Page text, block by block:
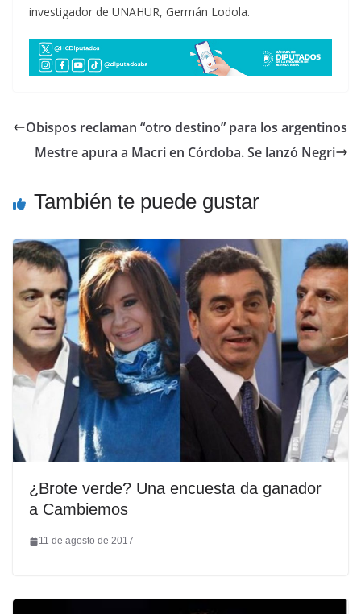
investigador de UNAHUR, Germán Lodola.
Obispos reclaman “otro destino” para los argentinos
Mestre apura a Macri en Córdoba. Se lanzó Negri
También te puede gustar
¿Brote verde? Una encuesta da ganador
a Cambiemos
11 de agosto de 2017